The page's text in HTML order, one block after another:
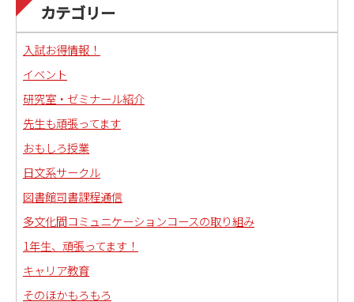
カテゴリー
入試お得情報！
イベント
研究室・ゼミナール紹介
先生も頑張ってます
おもしろ授業
日文系サークル
図書館司書課程通信
多文化間コミュニケーションコースの取り組み
1年生、頑張ってます！
キャリア教育
そのほかもろもろ